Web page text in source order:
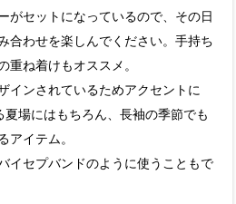
がセットになっているので、その日
合わせを楽しんでください。手持ち
重ね着けもオススメ。
インされているためアクセントに
場にはもちろん、長袖の季節でも
アイテム。
イセプバンドのように使うこともで